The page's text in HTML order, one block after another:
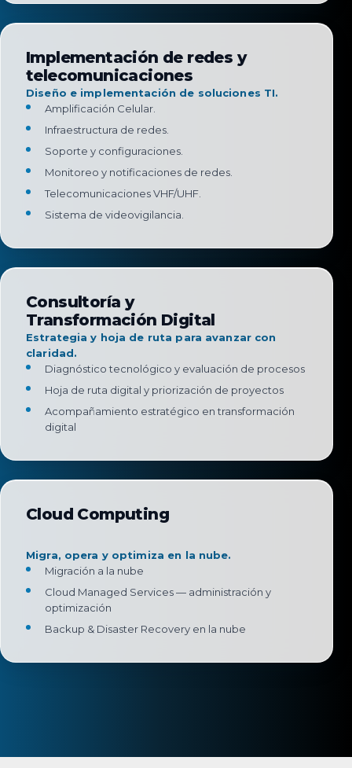
Implementación de redes y
telecomunicaciones
Diseño e implementación de soluciones TI.
Amplificación Celular.
Infraestructura de redes.
Soporte y configuraciones.
Monitoreo y notificaciones de redes.
Telecomunicaciones VHF/UHF.
Sistema de videovigilancia.
Consultoría y
Transformación Digital
Estrategia y hoja de ruta para avanzar con
claridad.
Diagnóstico tecnológico y evaluación de procesos
Hoja de ruta digital y priorización de proyectos
Acompañamiento estratégico en transformación
digital
Cloud Computing
Migra, opera y optimiza en la nube.
Migración a la nube
Cloud Managed Services — administración y
optimización
Backup & Disaster Recovery en la nube